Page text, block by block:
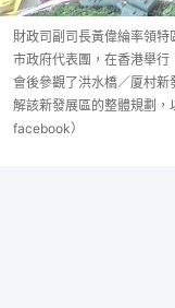
財政司副司長黃偉綸率領
市政府代表團，在香港舉
會後參觀了洪水橋／厦村
解該新發展區的整體規劃
facebook）